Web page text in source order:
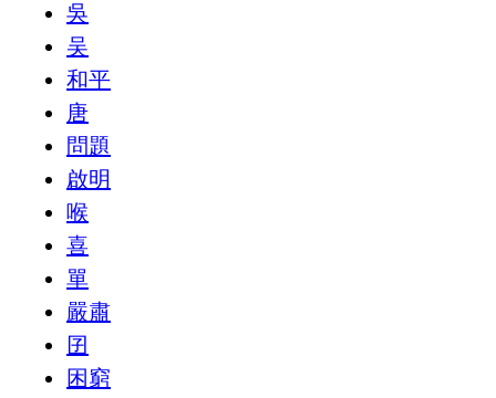
吳
吴
和平
唐
問題
啟明
喉
喜
單
嚴肅
囝
困窮